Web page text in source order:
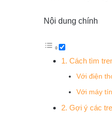
Nội dung chính
1. Cách tìm
Với điện
Với máy
2. Gợi ý các